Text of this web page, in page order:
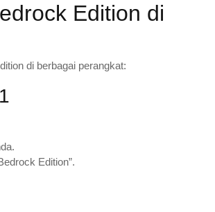
Edition di
di berbagai perangkat:
Edition”.